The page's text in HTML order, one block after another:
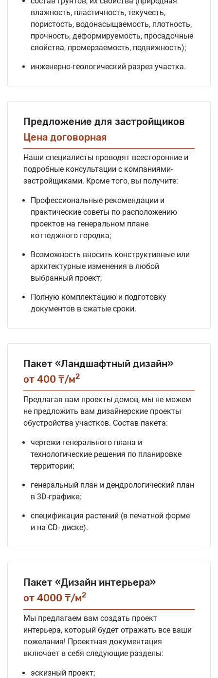
влажность, пластичность, текучесть,
пористость, водонасыщаемость, плотность,
прочность, деформируемость, просадочные
свойства, промерзаемость, подвижность);
инженерно-геологический разрез участка.
Предложение для застройщиков
Цена договорная
Наши специалисты проводят всесторонние и
подробные консультации с компаниями-
застройщиками. Кроме того, вы получите:
Профессиональные рекомендации и
практические советы по расположению
проектов на генеральном плане
коттеджного городка;
Возможность вносить конструктивные или
архитектурные изменения в любой
выбранный проект;
Полную комплектацию и подготовку
документов в сжатые сроки.
Пакет «Ландшафтный дизайн»
от 400 ₸/м2
Предлагая вам проекты домов, мы не можем
не предложить вам дизайнерские проекты
обустройства участков. Состав пакета:
чертежи генерального плана и
технологические решения по планировке
территории;
генеральный план и дендрологический план
в 3D-графике;
спецификация растений (в печатной форме
и на CD- диске).
Пакет «Дизайн интерьера»
от 4000 ₸/м2
Мы предлагаем вам создать проект
интерьера, который будет отражать все ваши
пожелания! Проектная документация
включает в себя следующие разделы:
эскизный проект;